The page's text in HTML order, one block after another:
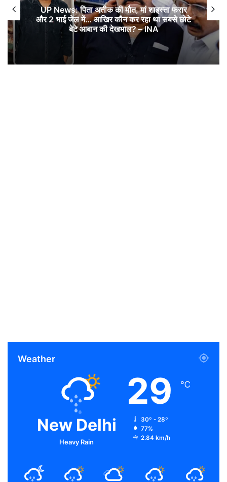
UP News: पिता अतीक की मौत, मां शाइस्ता फरार
और 2 भाई जेल में… आखिर कौन कर रहा था सबसे छोटे
बेटे आबान की देखभाल? – INA
Weather
New Delhi
Heavy Rain
29 ℃
30º - 28º
77%
2.84 km/h